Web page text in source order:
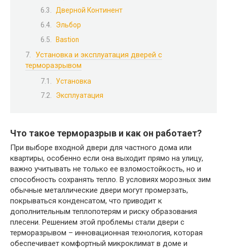
Дверной Континент
Эльбор
Bastion
Установка и эксплуатация дверей с
терморазрывом
Установка
Эксплуатация
Что такое терморазрыв и как он работает?​
При выборе входной двери для частного дома или
квартиры, особенно если она выходит прямо на улицу,
важно учитывать не только ее взломостойкость, но и
способность сохранять тепло.​ В условиях морозных зим
обычные металлические двери могут промерзать,
покрываться конденсатом, что приводит к
дополнительным теплопотерям и риску образования
плесени.​ Решением этой проблемы стали двери с
терморазрывом – инновационная технология, которая
обеспечивает комфортный микроклимат в доме и